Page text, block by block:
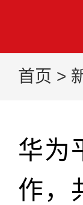
首页 >
华为
作，